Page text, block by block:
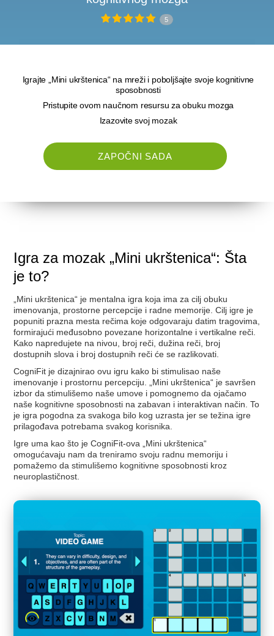
5
Igrajte „Mini ukrštenica“ na mreži i poboljšajte svoje kognitivne
sposobnosti
Pristupite ovom naučnom resursu za obuku mozga
Izazovite svoj mozak
ZAPOČNI SADA
Igra za mozak „Mini ukrštenica“: Šta
je to?
„Mini ukrštenica“ je mentalna igra koja ima za cilj obuku
imenovanja, prostorne percepcije i radne memorije. Cilj igre je
popuniti prazna mesta rečima koje odgovaraju datim tragovima,
formirajući međusobno povezane horizontalne i vertikalne reči.
Kako napredujete na nivou, broj reči, dužina reči, broj
dostupnih slova i broj dostupnih reči će se razlikovati.
CogniFit je dizajnirao ovu igru kako bi stimulisao naše
imenovanje i prostornu percepciju. „Mini ukrštenica“ je savršen
izbor da stimulišemo naše umove i pomognemo da ojačamo
naše kognitivne sposobnosti na zabavan i interaktivan način. To
je igra pogodna za svakoga bilo kog uzrasta jer se težina igre
prilagođava potrebama svakog korisnika.
Igre uma kao što je CogniFit-ova „Mini ukrštenica“
omogućavaju nam da treniramo svoju radnu memoriju i
pomažemo da stimulišemo kognitivne sposobnosti kroz
neuroplastičnost.